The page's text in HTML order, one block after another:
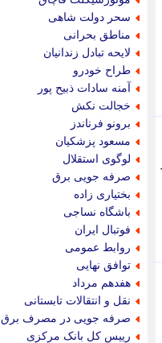
سحر دولت شاهی
مناطق بحرانی
لایحه تبادل زندانیان
طراح خودرو
آمنه سادات ذبیح پور
خجالت نکش
برونو فرناندز
مسعود پزشکیان
لوگوی استقلال
صرفه جویی برق
بختیاری زاده
باشگاه نساجی
فوتبال ایران
روابط عمومی
توافق نهایی
هفدهم مرداد
نقل و انتقالات تابستانی
صرفه جویی در مصرف برق
رییس کل بانک مرکزی